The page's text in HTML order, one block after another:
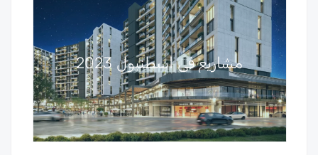
مشاريع في اسطنبول 2023